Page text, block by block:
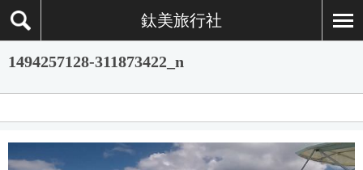
鈦美旅行社
1494257128-311873422_n